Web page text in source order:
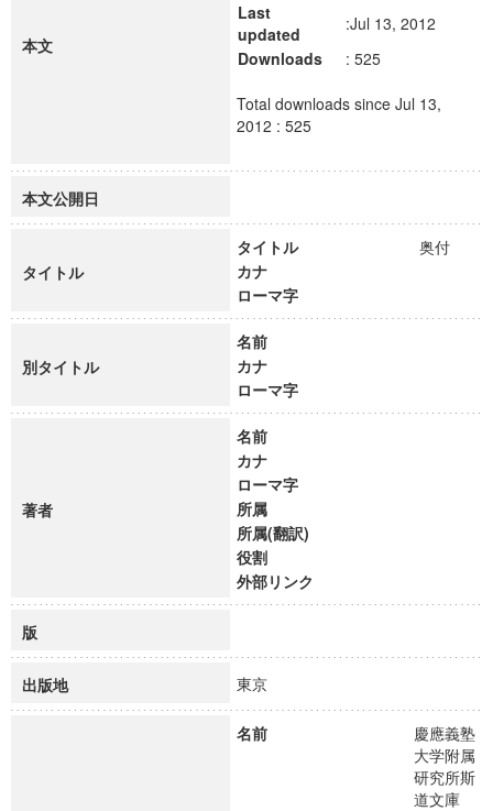
本文
Last
updated
:Jul 13, 2012
Downloads
: 525
Total downloads since Jul 13,
2012 : 525
本文公開日
タイトル
タイトル
奥付
カナ
ローマ字
別タイトル
名前
カナ
ローマ字
著者
名前
カナ
ローマ字
所属
所属(翻訳)
役割
外部リンク
版
出版地 東京
名前
慶應義塾
大学附属
研究所斯
道文庫